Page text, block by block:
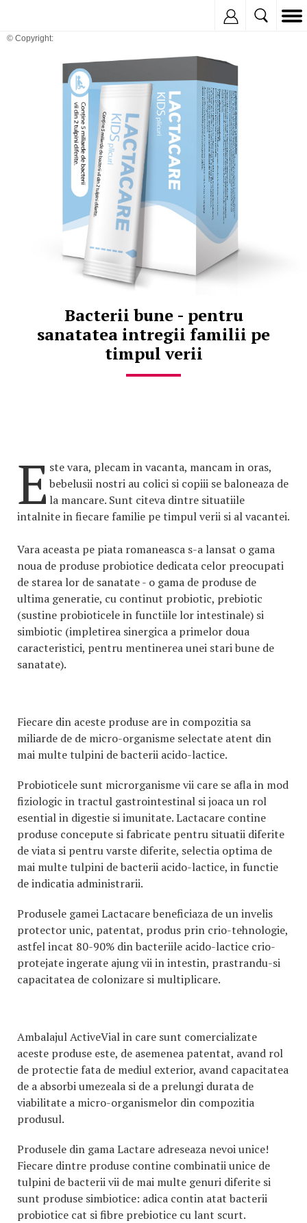
© Copyright:
Bacterii bune - pentru
sanatatea intregii familii pe
timpul verii
E ste vara, plecam in vacanta, mancam in oras,
bebelusii nostri au colici si copiii se baloneaza de
la mancare. Sunt citeva dintre situatiile
intalnite in fiecare familie pe timpul verii si al vacantei.
Vara aceasta pe piata romaneasca s-a lansat o gama
noua de produse probiotice dedicata celor preocupati
de starea lor de sanatate - o gama de produse de
ultima generatie, cu continut probiotic, prebiotic
(sustine probioticele in functiile lor intestinale) si
simbiotic (impletirea sinergica a primelor doua
caracteristici, pentru mentinerea unei stari bune de
sanatate).
Fiecare din aceste produse are in compozitia sa
miliarde de de micro-organisme selectate atent din
mai multe tulpini de bacterii acido-lactice.
Probioticele sunt microrganisme vii care se afla in mod
fiziologic in tractul gastrointestinal si joaca un rol
esential in digestie si imunitate. Lactacare contine
produse concepute si fabricate pentru situatii diferite
de viata si pentru varste diferite, selectia optima de
mai multe tulpini de bacterii acido-lactice, in functie
de indicatia administrarii.
Produsele gamei Lactacare beneficiaza de un invelis
protector unic, patentat, produs prin crio-tehnologie,
astfel incat 80-90% din bacteriile acido-lactice crio-
protejate ingerate ajung vii in intestin, prastrandu-si
capacitatea de colonizare si multiplicare.
Ambalajul ActiveVial in care sunt comercializate
aceste produse este, de asemenea patentat, avand rol
de protectie fata de mediul exterior, avand capacitatea
de a absorbi umezeala si de a prelungi durata de
viabilitate a micro-organismelor din compozitia
produsul.
Produsele din gama Lactare adreseaza nevoi unice!
Fiecare dintre produse contine combinatii unice de
tulpini de bacterii vii de mai multe genuri diferite si
sunt produse simbiotice: adica contin atat bacterii
probiotice cat si fibre prebiotice cu lant scurt.